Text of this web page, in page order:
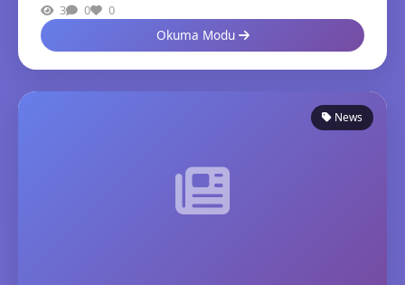
3 0 0
Okuma Modu
News